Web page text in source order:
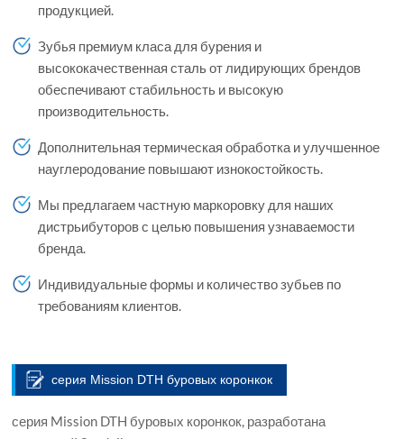
продукцией.
Зубья премиум класа для бурения и
высококачественная сталь от лидирующих брендов
обеспечивают стабильность и высокую
производительность.
Дополнительная термическая обработка и улучшенное
науглеродование повышают изнокостойкость.
Мы предлагаем частную маркоровку для наших
дистрьибуторов с целью повышения узнаваемости
бренда.
Индивидуальные формы и количество зубьев по
требованиям клиентов.
серия Mission DTH буровых коронкок
серия Mission DTH буровых коронкок, разработана